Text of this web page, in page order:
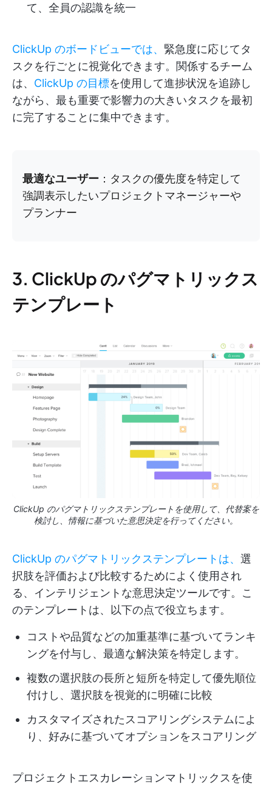
て、全員の認識を統一
ClickUp のボードビューでは、 緊急度に応じてタ
スクを行ごとに視覚化できます。関係するチーム
は、 ClickUp の目標を使用して進捗状況を追跡し
ながら、最も重要で影響力の大きいタスクを最初
に完了することに集中できます。
最適なユーザー ：タスクの優先度を特定して
強調表示したいプロジェクトマネージャーや
プランナー
3. ClickUp のパグマトリックス
テンプレート
ClickUp のパグマトリックステンプレートを使用して、代替案を
検討し、情報に基づいた意思決定を行ってください。
ClickUp のパグマトリックステンプレートは、 選
択肢を評価および比較するためによく使用され
る、インテリジェントな意思決定ツールです。こ
のテンプレートは、以下の点で役立ちます。
コストや品質などの加重基準に基づいてランキ
ングを付与し、最適な解決策を特定します。
複数の選択肢の長所と短所を特定して優先順位
付けし、選択肢を視覚的に明確に比較
カスタマイズされたスコアリングシステムによ
り、好みに基づいてオプションをスコアリング
プロジェクトエスカレーションマトリックスを使